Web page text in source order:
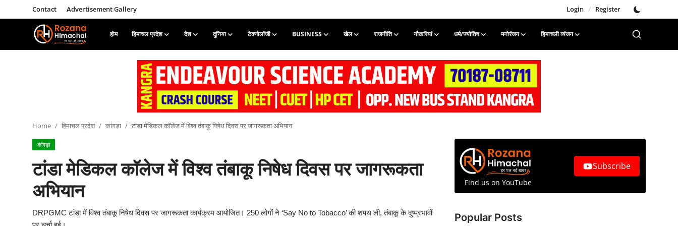
Contact Advertisement Gallery Login / Register
होम हिमाचल प्रदेश देश दुनिया टेक्नोलॉजी BUSINESS खेल राजनीति नौकरियां धर्म/ज्योतिष मनोरंजन हिमाचली व्यंजन
हिमाचल प्रदेश
Home हिमाचल प्रदेश कांगड़ा टांडा मेडिकल कॉलेज में विश्व तंबाकू निषेध दिवस पर जागरूकता अभियान
कांगड़ा
टांडा मेडिकल कॉलेज में विश्व तंबाकू निषेध दिवस पर जागरूकता
अभियान
DRPGMC टांडा में विश्व तंबाकू निषेध दिवस पर जागरूकता कार्यक्रम आयोजित। 250 लोगों ने ‘Say No to Tobacco’ की शपथ ली, तंबाकू के दुष्प्रभावों
Find us on YouTube
Subscribe
Popular Posts